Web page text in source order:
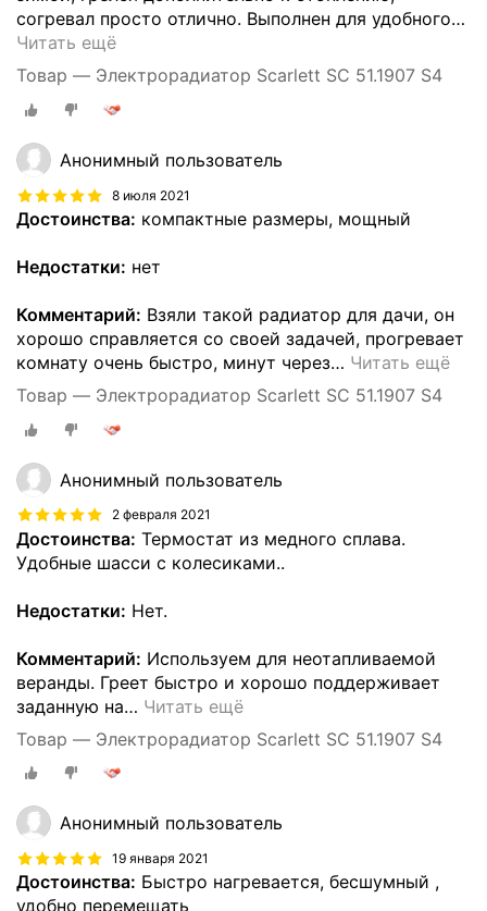
согревал просто отлично. Выполнен для удобного…
Читать ещё
Товар — Электрорадиатор Scarlett SC 51.1907 S4
Анонимный пользователь
8 июля 2021
Достоинства: компактные размеры, мощный
Недостатки: нет
Комментарий: Взяли такой радиатор для дачи, он
хорошо справляется со своей задачей, прогревает
комнату очень быстро, минут через… Читать ещё
Товар — Электрорадиатор Scarlett SC 51.1907 S4
Анонимный пользователь
2 февраля 2021
Достоинства: Термостат из медного сплава.
Удобные шасси с колесиками..
Недостатки: Нет.
Комментарий: Используем для неотапливаемой
веранды. Греет быстро и хорошо поддерживает
заданную на… Читать ещё
Товар — Электрорадиатор Scarlett SC 51.1907 S4
Анонимный пользователь
19 января 2021
Достоинства: Быстро нагревается, бесшумный ,
удобно перемещать